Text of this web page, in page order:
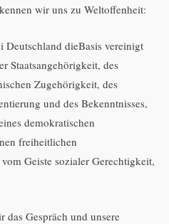
wir uns zu Weltoffenheit:
Deutschland dieBasis vereinigt
Staatsangehörigkeit, des
Zugehörigkeit, des
und des Bekenntnisses,
demokratischen
freiheitlichen
Geiste sozialer Gerechtigkeit,
das Gespräch und unsere